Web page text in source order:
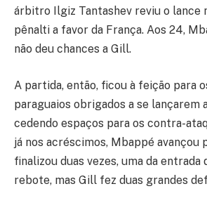
árbitro Ilgiz Tantashev reviu o lance
pênalti a favor da França. Aos 24,
não deu chances a Gill.
A partida, então, ficou à feição para
paraguaios obrigados a se lançarem
cedendo espaços para os contra-
já nos acréscimos, Mbappé avançou
finalizou duas vezes, uma da entrada
rebote, mas Gill fez duas grandes